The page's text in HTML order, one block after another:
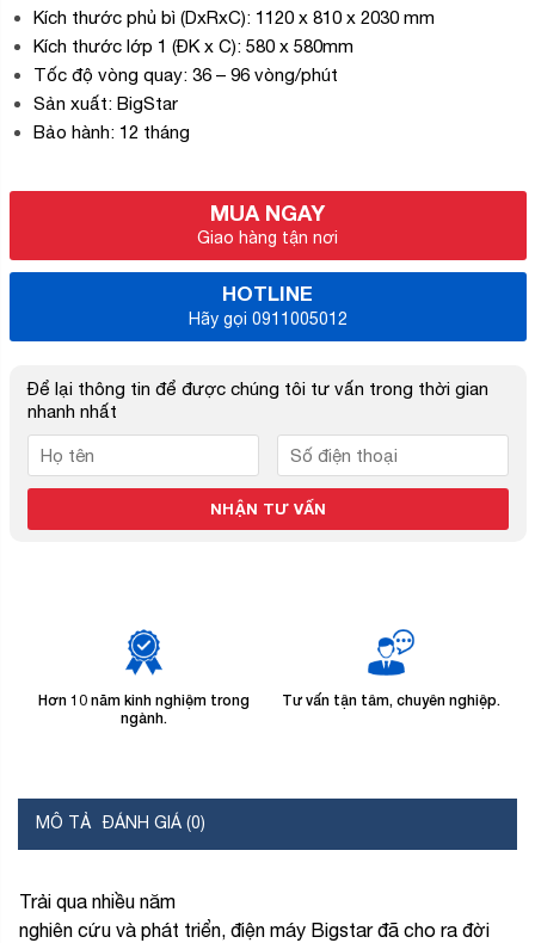
Kích thước phủ bì (DxRxC): 1120 x 810 x 2030 mm
Kích thước lớp 1 (ĐK x C): 580 x 580mm
Tốc độ vòng quay: 36 – 96 vòng/phút
Sản xuất: BigStar
Bảo hành: 12 tháng
MUA NGAY
Giao hàng tận nơi
HOTLINE
Hãy gọi 0911005012
Để lại thông tin để được chúng tôi tư vấn trong thời gian
nhanh nhất
Hơn 10 năm kinh nghiệm trong
ngành.
Tư vấn tận tâm, chuyên nghiệp.
MÔ TẢ ĐÁNH GIÁ (0)
Trải qua nhiều năm
nghiên cứu và phát triển, điện máy Bigstar đã cho ra đời